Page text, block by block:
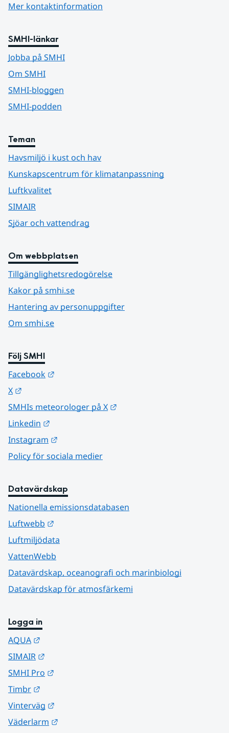
Mer kontaktinformation
SMHI-länkar
Jobba på SMHI
Om SMHI
SMHI-bloggen
SMHI-podden
Teman
Havsmiljö i kust och hav
Kunskapscentrum för klimatanpassning
Luftkvalitet
SIMAIR
Sjöar och vattendrag
Om webbplatsen
Tillgänglighetsredogörelse
Kakor på smhi.se
Hantering av personuppgifter
Om smhi.se
Följ SMHI
Facebook
X
SMHIs meteorologer på X
Linkedin
Instagram
Policy för sociala medier
Datavärdskap
Nationella emissionsdatabasen
Luftwebb
Luftmiljödata
VattenWebb
Datavärdskap, oceanografi och marinbiologi
Datavärdskap för atmosfärkemi
Logga in
AQUA
SIMAIR
SMHI Pro
Timbr
Vinterväg
Väderlarm